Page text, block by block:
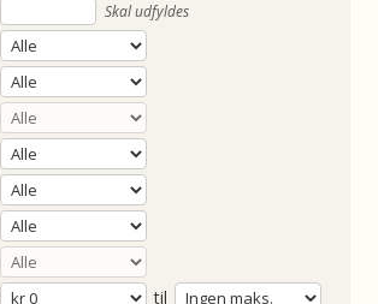
Skal udfyldes
til